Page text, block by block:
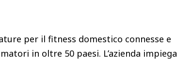
per il fitness domestico connesse e
in oltre 50 paesi. L’azienda impiega